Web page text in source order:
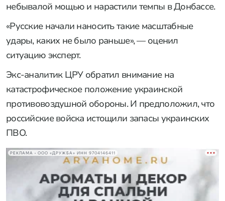
небывалой мощью и нарастили темпы в Донбассе.
«Русские начали наносить такие масштабные
удары, каких не было раньше», — оценил
ситуацию эксперт.
Экс-аналитик ЦРУ обратил внимание на
катастрофическое положение украинской
противовоздушной обороны. И предположил, что
российские войска истощили запасы украинских
ПВО.
РЕКЛАМА • ООО «ДРУЖБА» ИНН 9704146411